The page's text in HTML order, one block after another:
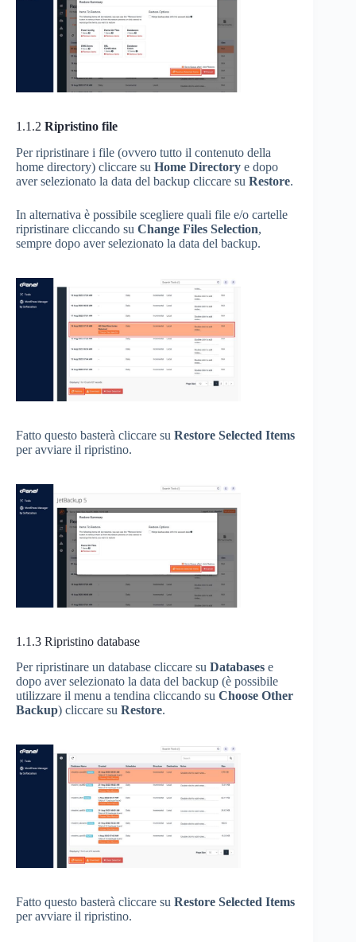
1.1.2 Ripristino file
Per ripristinare i file (ovvero tutto il contenuto della
home directory) cliccare su Home Directory e dopo
aver selezionato la data del backup cliccare su Restore.
In alternativa è possibile scegliere quali file e/o cartelle
ripristinare cliccando su Change Files Selection,
sempre dopo aver selezionato la data del backup.
Fatto questo basterà cliccare su Restore Selected Items
per avviare il ripristino.
1.1.3 Ripristino database
Per ripristinare un database cliccare su Databases e
dopo aver selezionato la data del backup (è possibile
utilizzare il menu a tendina cliccando su Choose Other
Backup) cliccare su Restore.
Fatto questo basterà cliccare su Restore Selected Items
per avviare il ripristino.